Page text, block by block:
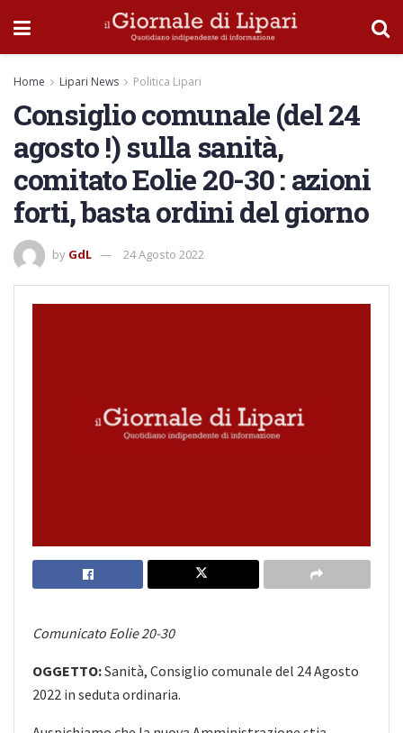
Home Lipari News Politica Lipari
Consiglio comunale (del 24
agosto !) sulla sanità,
comitato Eolie 20-30 : azioni
forti, basta ordini del giorno
by GdL 24 Agosto 2022
Comunicato Eolie 20-30
OGGETTO:Sanità, Consiglio comunale del 24 Agosto
2022 in seduta ordinaria.